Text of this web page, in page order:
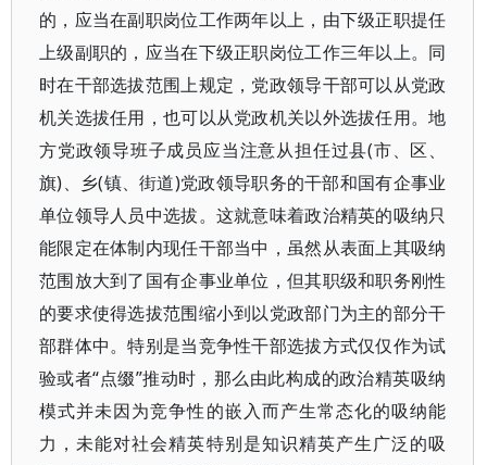
的，应当在副职岗位工作两年以上，由下级正职提任
上级副职的，应当在下级正职岗位工作三年以上。同
时在干部选拔范围上规定，党政领导干部可以从党政
机关选拔任用，也可以从党政机关以外选拔任用。地
方党政领导班子成员应当注意从担任过县(市、区、
旗)、乡(镇、街道)党政领导职务的干部和国有企事业
单位领导人员中选拔。这就意味着政治精英的吸纳只
能限定在体制内现任干部当中，虽然从表面上其吸纳
范围放大到了国有企事业单位，但其职级和职务刚性
的要求使得选拔范围缩小到以党政部门为主的部分干
部群体中。特别是当竞争性干部选拔方式仅仅作为试
验或者“点缀”推动时，那么由此构成的政治精英吸纳
模式并未因为竞争性的嵌入而产生常态化的吸纳能
力，未能对社会精英特别是知识精英产生广泛的吸